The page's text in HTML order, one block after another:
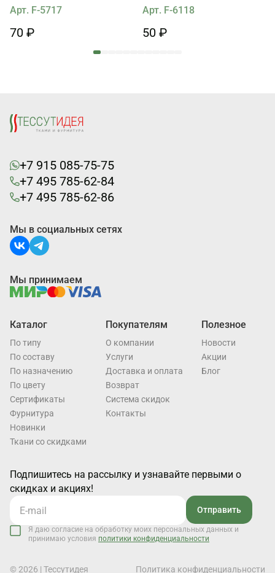
акварельным рисунком
Арт. F-5717
70 ₽
Арт. F-6118
50 ₽
+7 915 085-75-75
+7 495 785-62-84
+7 495 785-62-86
Каталог
По типу
По составу
По назначению
По цвету
Cертификаты
Фурнитура
Новинки
Ткани со скидками
Покупателям
О компании
Услуги
Доставка и оплата
Возврат
Система скидок
Контакты
Полезное
Новости
Акции
Блог
Подпишитесь на рассылку и узнавайте первыми о
скидках и акциях!
Отправить
Я даю согласие на обработку моих персональных данных и
принимаю условия политики конфиденциальности
Мы в социальных сетях
Мы принимаем
© 2026 | Тессутидея Политика конфиденциальности